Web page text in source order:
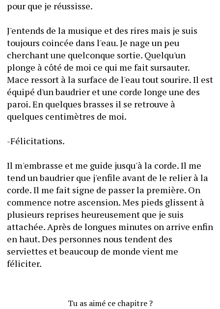
J'entends de la musique et des rires mais je suis
toujours coincée dans l'eau. Je nage un peu
cherchant une quelconque sortie. Quelqu'un
plonge à côté de moi ce qui me fait sursauter.
Mace ressort à la surface de l'eau tout sourire. Il est
équipé d'un baudrier et une corde longe une des
paroi. En quelques brasses il se retrouve à
Il m'embrasse et me guide jusqu'à la corde. Il me
tend un baudrier que j'enfile avant de le relier à la
corde. Il me fait signe de passer la première. On
commence notre ascension. Mes pieds glissent à
plusieurs reprises heureusement que je suis
attachée. Après de longues minutes on arrive enfin
en haut. Des personnes nous tendent des
serviettes et beaucoup de monde vient me
Tu as aimé ce chapitre ?